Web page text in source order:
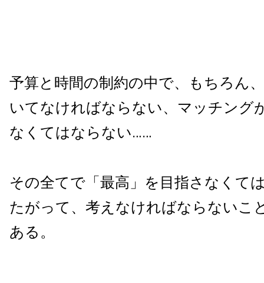
予算と時間の制約の中で、もちろん
いてなければならない、マッチング
なくてはならない……
その全てで「最高」を目指さなくて
たがって、考えなければならないこ
ある。